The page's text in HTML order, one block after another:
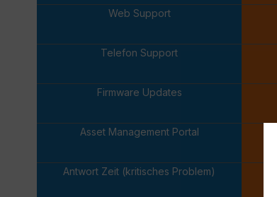
Web Support
Telefon Support
Firmware Updates
Asset Management Portal
Antwort Zeit (kritisches Problem)